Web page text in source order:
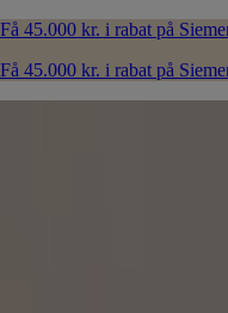
Få 45.000 kr. i rabat på
Få 45.000 kr. i rabat på